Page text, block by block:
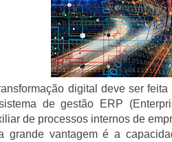
digital deve ser
de gestão ERP
de processos internos de
grande vantagem é a